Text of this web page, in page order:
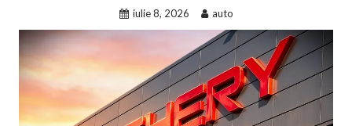
iulie 8, 2026 auto